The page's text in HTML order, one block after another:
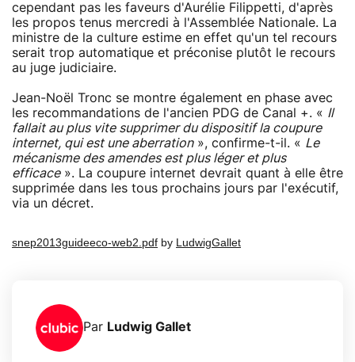
cependant pas les faveurs d'Aurélie Filippetti, d'après
les propos tenus mercredi à l'Assemblée Nationale. La
ministre de la culture estime en effet qu'un tel recours
serait trop automatique et préconise plutôt le recours
au juge judiciaire.
Jean-Noël Tronc se montre également en phase avec
les recommandations de l'ancien PDG de Canal +. « Il
fallait au plus vite supprimer du dispositif la coupure
internet, qui est une aberration», confirme-t-il. « Le
mécanisme des amendes est plus léger et plus
efficace». La coupure internet devrait quant à elle être
supprimée dans les tous prochains jours par l'exécutif,
via un décret.
snep2013guideeco-web2.pdf by LudwigGallet
Par Ludwig Gallet